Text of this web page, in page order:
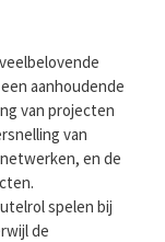
aanhoudende
van projecten
van
en de
spelen bij
de